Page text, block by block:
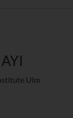
AYI
Ulm